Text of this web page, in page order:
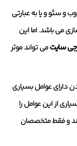
و سئو و یا به عبارتی
می باشد. اما این
سایتمی تواند موثر
دارای عوامل بسیاری
از این عوامل را
و فقط متخصصان